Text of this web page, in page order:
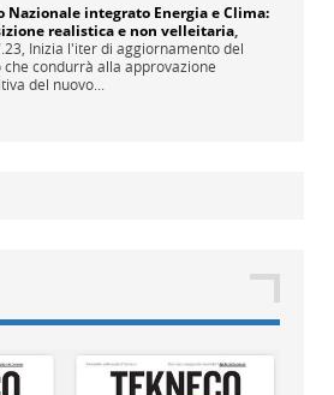
Nazionale integrato Energia e Clima:
realistica e non velleitaria,
Inizia l'iter di aggiornamento del
che condurrà alla approvazione
del nuovo...